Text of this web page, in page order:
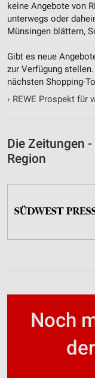
keine Angebote von
unterwegs oder
Münsingen blättern,
Gibt es neue
zur Verfügung
nächsten Shopping-
› REWE Prospekt für
Die Zeitungen
Region
Noch